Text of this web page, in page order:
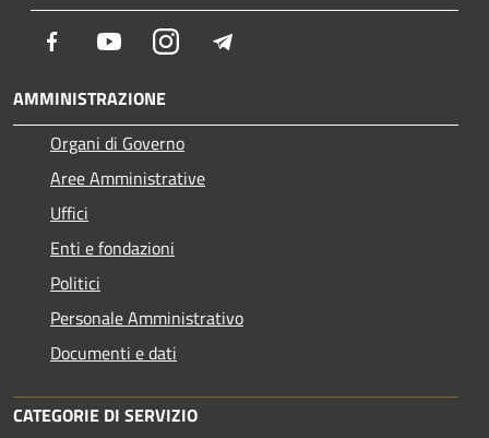
Facebook YoutubeInstagram
AMMINISTRAZIONE
Organi di Governo
Aree Amministrative
Uffici
Enti e fondazioni
Politici
Personale Amministrativo
Documenti e dati
CATEGORIE DI SERVIZIO